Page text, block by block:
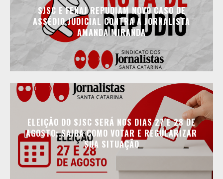
SJSC E FENAJ REPUDIAM NOVO CASO DE
ASSÉDIO JUDICIAL CONTRA A JORNALISTA
AMANDA MIRANDA
ELEIÇÃO DO SJSC SERÁ NOS DIAS 27 E 28 DE
AGOSTO; SAIBA COMO VOTAR E REGULARIZAR
SUA SITUAÇÃO